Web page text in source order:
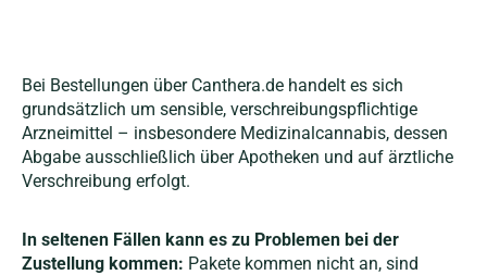
Bei Bestellungen über Canthera.de handelt es sich
grundsätzlich um sensible, verschreibungspflichtige
Arzneimittel – insbesondere Medizinalcannabis, dessen
Abgabe ausschließlich über Apotheken und auf ärztliche
Verschreibung erfolgt.
In seltenen Fällen kann es zu Problemen bei der
Zustellung kommen: Pakete kommen nicht an, sind